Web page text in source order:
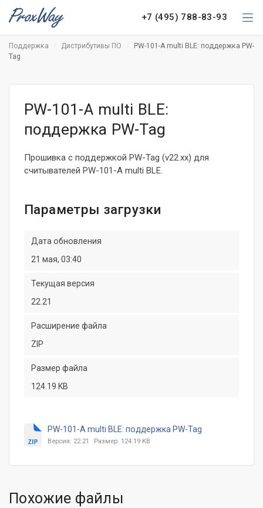
+7 (495) 788-83-93
Поддержка Дистрибутивы ПО
PW-101-A multi BLE: поддержка PW-
Tag
PW-101-A multi BLE:
поддержка PW-Tag
Прошивка с поддержкой PW-Tag (v22.xx) для
считывателей PW-101-A multi BLE.
Параметры загрузки
Дата обновления
21 мая, 03:40
Текущая версия
22.21
Расширение файла
ZIP
Размер файла
124.19 KB
PW-101-A multi BLE: поддержка PW-Tag
Версия: 22.21 Размер: 124.19 KB
Похожие файлы